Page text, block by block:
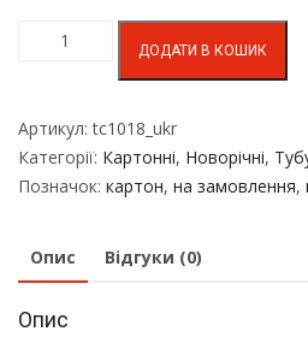
ДОДАТИ В КОШИК
Артикул:tc1018_ukr
Категорії: Картонні, Новорічні,
Позначок: картон, на замовлення,
Опис Відгуки (0)
Опис